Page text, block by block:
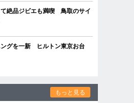
て絶品ジビエも満喫 鳥取のサイ
グを一新 ヒルトン東京お台
もっと見る